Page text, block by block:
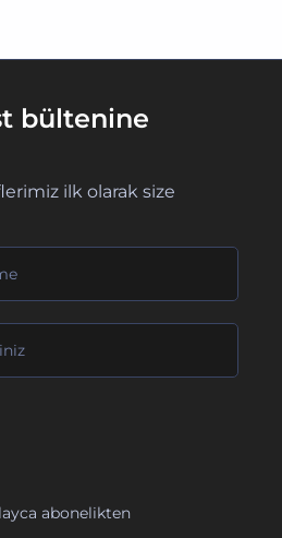
bültenine
ilk olarak size
abonelikten